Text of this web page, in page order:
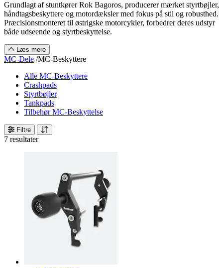
Grundlagt af stuntkører Rok Bagoros, producerer mærket styrtbøjler,
håndtagsbeskyttere og motordæksler med fokus på stil og robusthed.
Præcisionsmonteret til østrigske motorcykler, forbedrer deres udstyr
både udseende og styrtbeskyttelse.
Læs mere
MC-Dele /MC-Beskyttere
Alle MC-Beskyttere
Crashpads
Styrtbøjler
Tankpads
Tilbehør MC-Beskyttelse
Filtre
7 resultater